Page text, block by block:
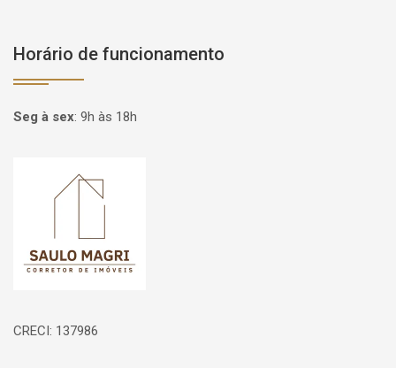
Horário de funcionamento
Seg à sex: 9h às 18h
Página inicial
CRECI: 137986